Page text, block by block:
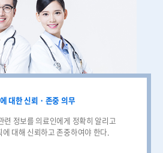
대한 신뢰 · 존중 의무
련 정보를 의료인에게 정확히 알리고
대해 신뢰하고 존중하여야 한다.